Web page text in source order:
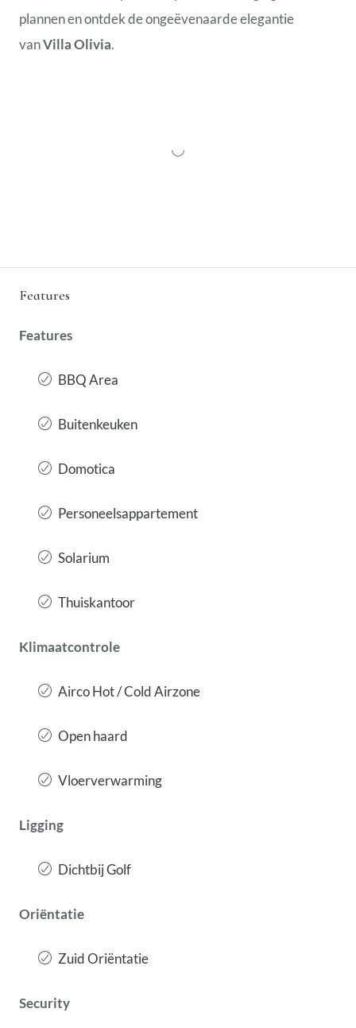
plannen en ontdek de ongeëvenaarde elegantie
vanVilla Olivia.
Features
Features
BBQ Area
Buitenkeuken
Domotica
Personeelsappartement
Solarium
Thuiskantoor
Klimaatcontrole
Airco Hot / Cold Airzone
Open haard
Vloerverwarming
Ligging
Dichtbij Golf
Oriëntatie
Zuid Oriëntatie
Security